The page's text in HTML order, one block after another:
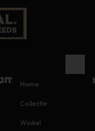
Home
Collectie
Winkel